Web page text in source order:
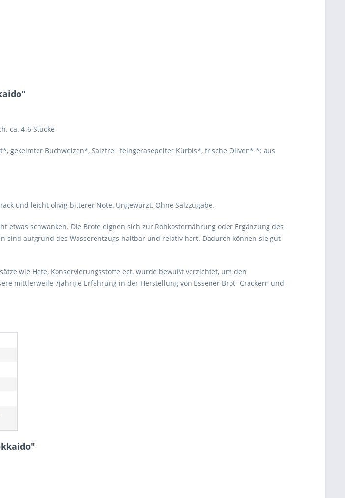
ca. 4-6 Stücke
gekeimter Buchweizen*, Salzfrei feingerasepelter Kürbis*, frische Oliven* *: aus
und leicht olivig bitterer Note. Ungewürzt. Ohne Salzzugabe.
etwas schwanken. Die Brote eignen sich zur Rohkosternährung oder Ergänzung des
sind aufgrund des Wasserentzugs haltbar und relativ hart. Dadurch können sie gut
wie Hefe, Konservierungsstoffe ect. wurde bewußt verzichtet, um den
mittlerweile 7jährige Erfahrung in der Herstellung von Essener Brot- Cräckern und